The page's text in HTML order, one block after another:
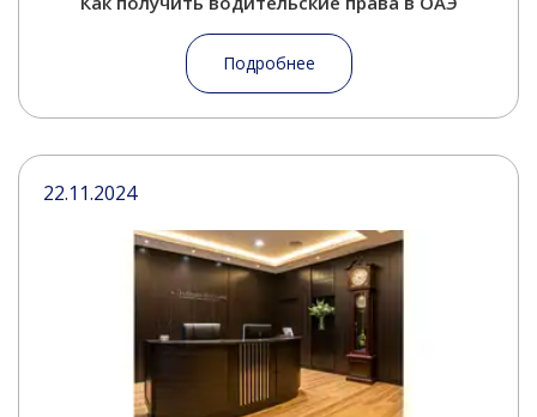
Подробнее
22.11.2024